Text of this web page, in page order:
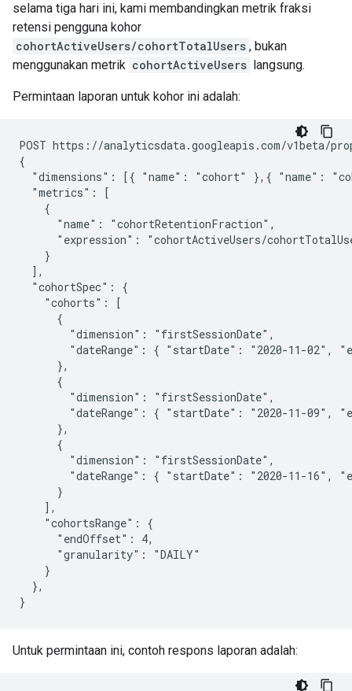
selama tiga hari ini, kami membandingkan metrik fraksi
retensi pengguna kohor
cohortActiveUsers/cohortTotalUsers , bukan
menggunakan metrik cohortActiveUsers langsung.
Permintaan laporan untuk kohor ini adalah:
POST https://analyticsdata.googleapis.com/v1beta/
{
"dimensions": [{ "name": "cohort" },{ "name":
  "metrics": [
    {
      "name": "cohortRetentionFraction",
"expression": "cohortActiveUsers/
    }
  ],
  "cohortSpec": {
    "cohorts": [
      {
        "dimension": "firstSessionDate",
"dateRange": { "startDate": "2020-11-02",
      },
      {
        "dimension": "firstSessionDate",
"dateRange": { "startDate": "2020-11-09",
      },
      {
        "dimension": "firstSessionDate",
"dateRange": { "startDate": "2020-11-16",
      }
    ],
    "cohortsRange": {
      "endOffset": 4,
      "granularity": "DAILY"
    }
  },
Untuk permintaan ini, contoh respons laporan adalah: